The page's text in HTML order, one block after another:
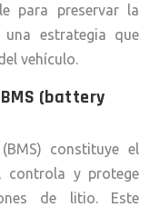
para preservar la
estrategia que
vehículo.
(battery
constituye el
controla y protege
de litio. Este